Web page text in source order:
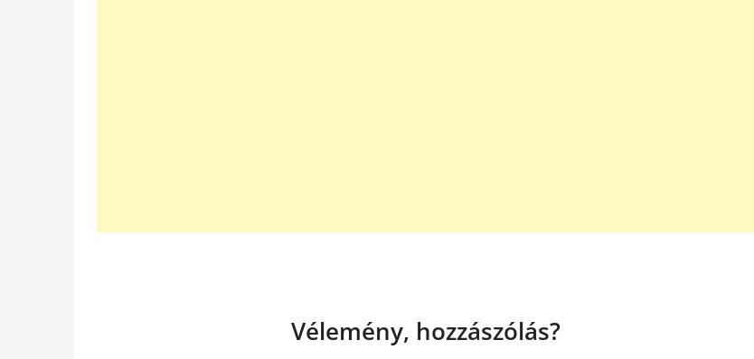
Vélemény, hozzászólás?